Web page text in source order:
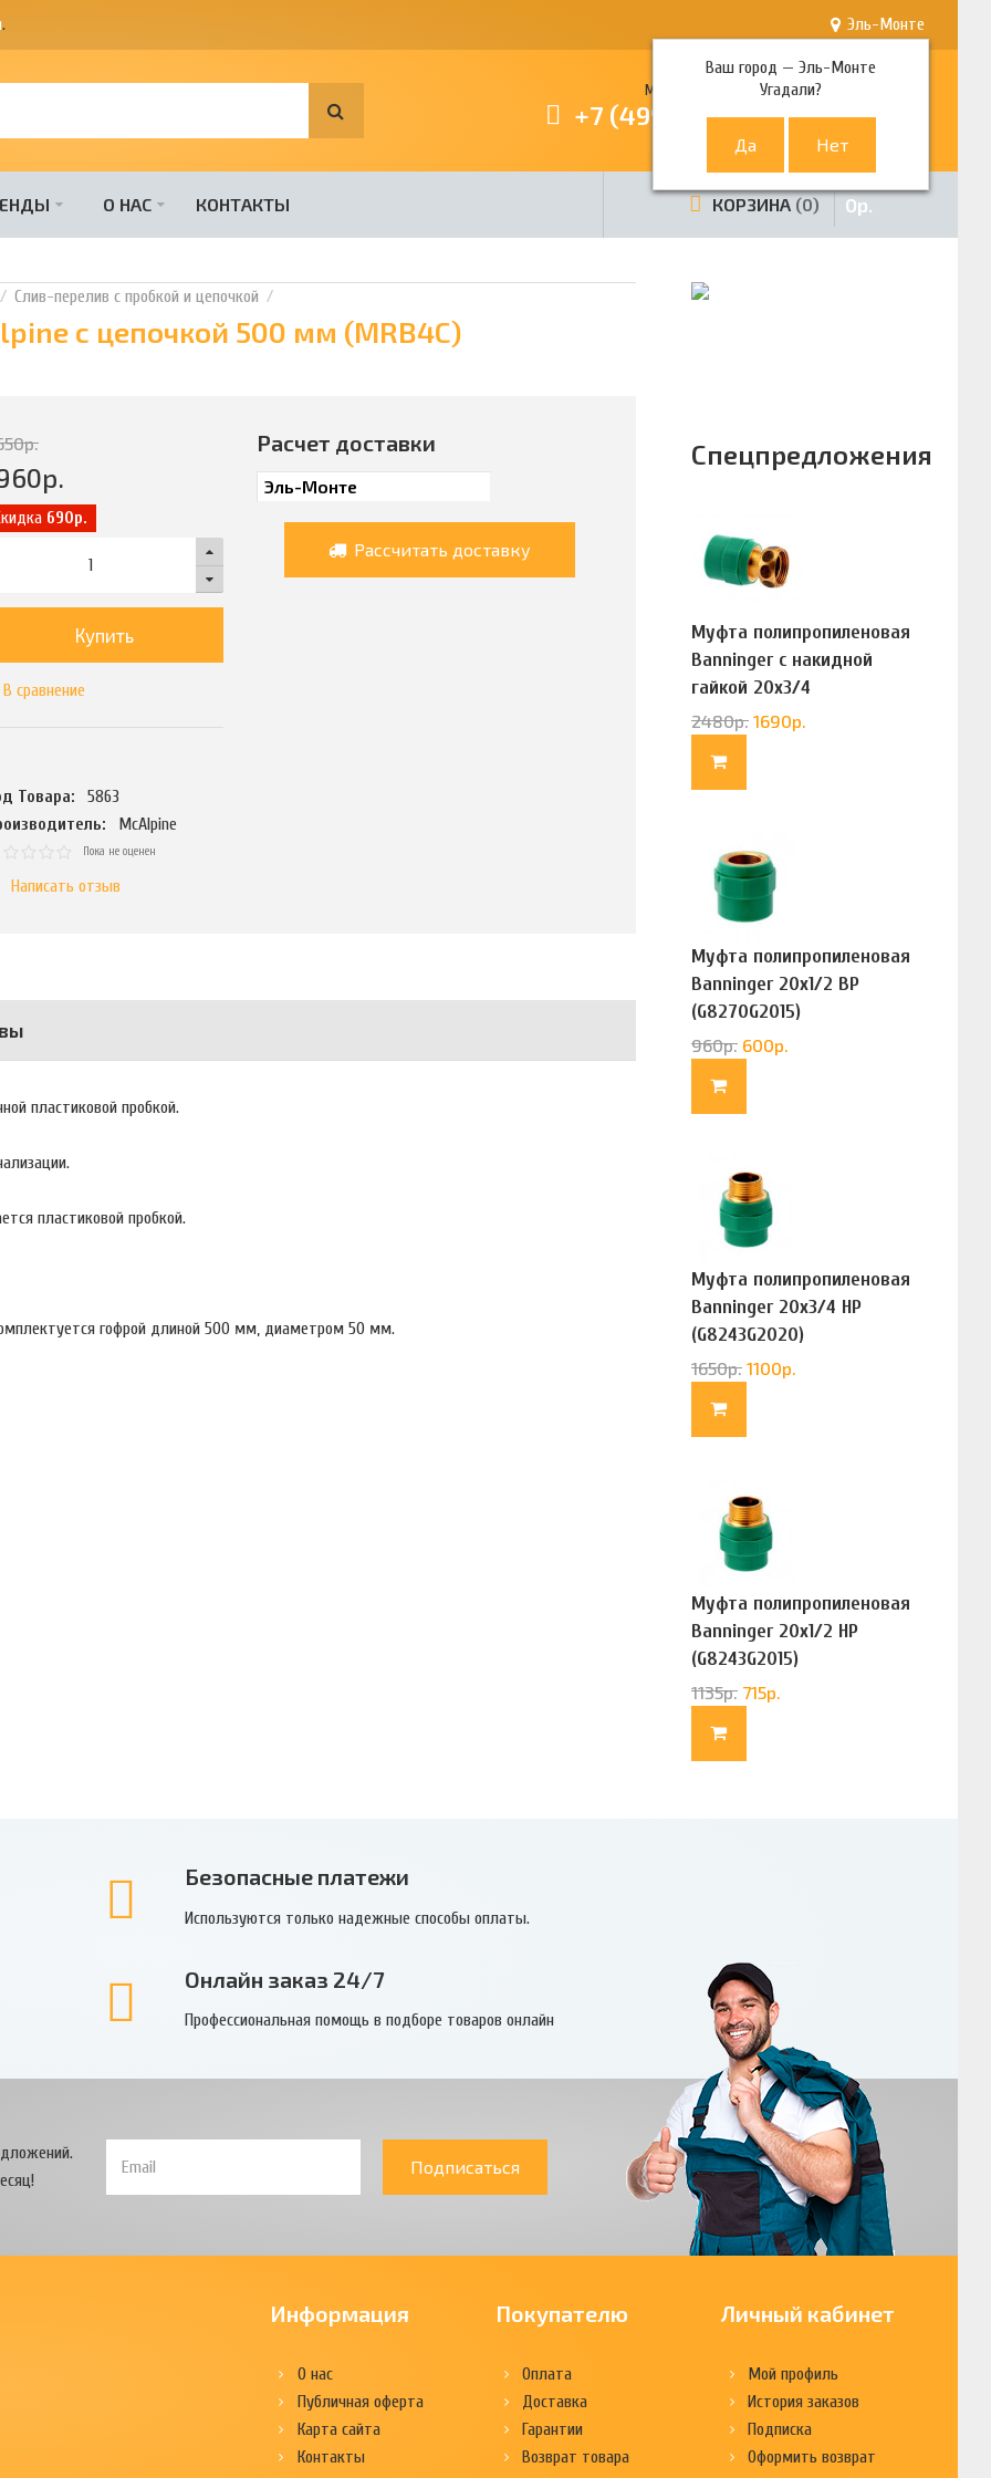
. Эль-Монте
Ваш город —Эль-Монте
Угадали?
Многоканальный телефон
+7 (499) 380-80-80
О НАС КОНТАКТЫ КОРЗИНА 0 0р.
Слив-перелив с пробкой и цепочкой
с цепочкой 500 мм (MRB4C)
р.
р.
690р.
Купить
В сравнение
Товара:
5863
McAlpine
Пока не оценен
Написать отзыв
Расчет доставки
Рассчитать доставку
пластиковой пробкой.
пластиковой пробкой.
гофрой длиной 500 мм, диаметром 50 мм.
Спецпредложения
Муфта полипропиленовая
Banninger с накидной
гайкой 20х3/4
(G83322020)
2480р. 1690р.
Муфта полипропиленовая
Banninger 20х1/2 ВР
(G8270G2015)
960р. 600р.
Муфта полипропиленовая
Banninger 20х3/4 НР
(G8243G2020)
1650р. 1100р.
Муфта полипропиленовая
Banninger 20х1/2 НР
(G8243G2015)
1135р. 715р.
Безопасные платежи
Используются только надежные способы оплаты.
Онлайн заказ 24/7
Профессиональная помощь в подборе товаров онлайн
Подписаться
Информация
О нас
Публичная оферта
Карта сайта
Контакты
Покупателю
Оплата
Доставка
Гарантии
Возврат товара
Личный кабинет
Мой профиль
История заказов
Подписка
Оформить возврат